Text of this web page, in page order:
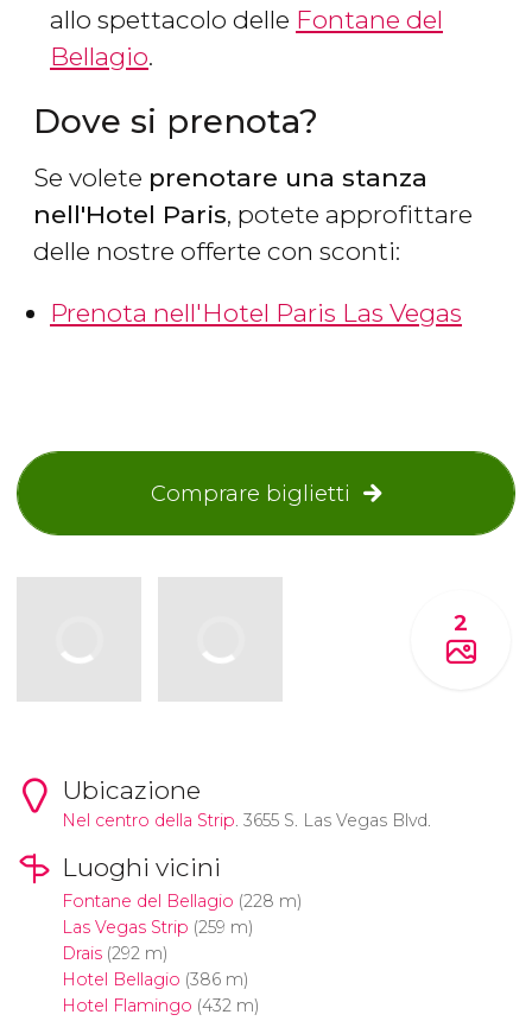
allo spettacolo delle Fontane del
Bellagio.
Dove si prenota?
Se volete prenotare una stanza
nell'Hotel Paris, potete approfittare
delle nostre offerte con sconti:
Prenota nell'Hotel Paris Las Vegas
Comprare biglietti
2
Ubicazione
Nel centro della Strip. 3655 S. Las Vegas Blvd.
Luoghi vicini
Fontane del Bellagio (228 m)
Las Vegas Strip (259 m)
Drais(292 m)
Hotel Bellagio (386 m)
Hotel Flamingo (432 m)